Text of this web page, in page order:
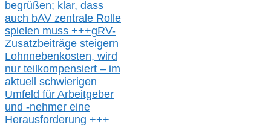
begrüßen; klar, dass
auch bAV zentrale Rolle
spielen muss +++gRV-
Zusatzbeiträge steigern
Lohnnebenkosten, wird
nur teilkompensiert – im
aktuell schwierigen
Umfeld für Arbeitgeber
und -nehmer eine
Herausforderung +++